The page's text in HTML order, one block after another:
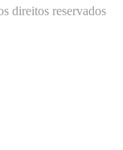
direitos reservados